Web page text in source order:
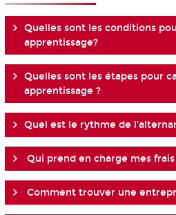
Quelles sont les conditions
apprentissage?
Quelles sont les étapes pour
apprentissage ?
Quel est le rythme de
Qui prend en charge mes
Comment trouver une